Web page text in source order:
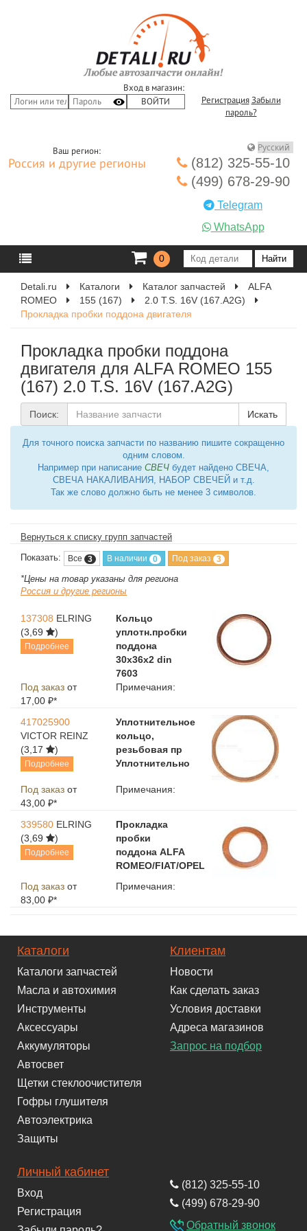
Вход в магазин:
Регистрация Забыли
пароль?
Ваш регион:
Россия и другие регионы
(812) 325-55-10
(499) 678-29-90
Telegram
WhatsApp
0
Detali.ru Каталоги Каталог запчастей
ALFA
ROMEO
155 (167)
2.0 T.S. 16V (167.A2G)
Прокладка пробки поддона двигателя
Прокладка пробки поддона
двигателя для ALFA ROMEO 155
(167) 2.0 T.S. 16V (167.A2G)
Поиск: Искать
Для точного поиска запчасти по названию пишите сокращенно
одним словом.
Например при написание СВЕЧ будет найдено СВЕЧА,
СВЕЧА НАКАЛИВАНИЯ, НАБОР СВЕЧЕЙ и т.д.
Так же слово должно быть не менее 3 символов.
Вернуться к списку групп запчастей
Показать: Все 3 В наличии 0 Под заказ 3
*Цены на товар указаны для региона
Россия и другие регионы
137308 ELRING
(3,69
)
Подробнее
Кольцо
уплотн.пробки
поддона
30x36x2 din
7603
Под заказ от
17,00 ₽*
Примечания:
417025900
VICTOR REINZ
(3,17
)
Подробнее
Уплотнительное
кольцо,
резьбовая пр
Уплотнительно
Под заказ от
43,00 ₽*
Примечания:
339580 ELRING
(3,69
)
Подробнее
Прокладка
пробки
поддона ALFA
ROMEO/FIAT/OPEL
Под заказ от
83,00 ₽*
Примечания:
Каталоги
Каталоги запчастей
Масла и автохимия
Инструменты
Аксессуары
Аккумуляторы
Автосвет
Щетки стеклоочистителя
Гофры глушителя
Автоэлектрика
Защиты
Клиентам
Новости
Как сделать заказ
Условия доставки
Адреса магазинов
Запрос на подбор
Личный кабинет
Вход
Регистрация
(812) 325-55-10
(499) 678-29-90
Обратный звонок